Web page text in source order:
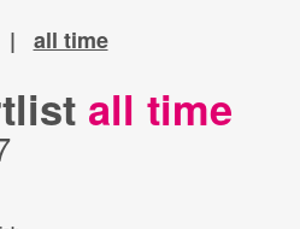
| all time
all time